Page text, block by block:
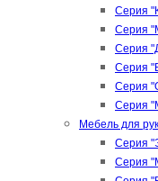
Серия
Серия
Серия
Серия
Серия
Серия
Мебель для
Серия
Серия